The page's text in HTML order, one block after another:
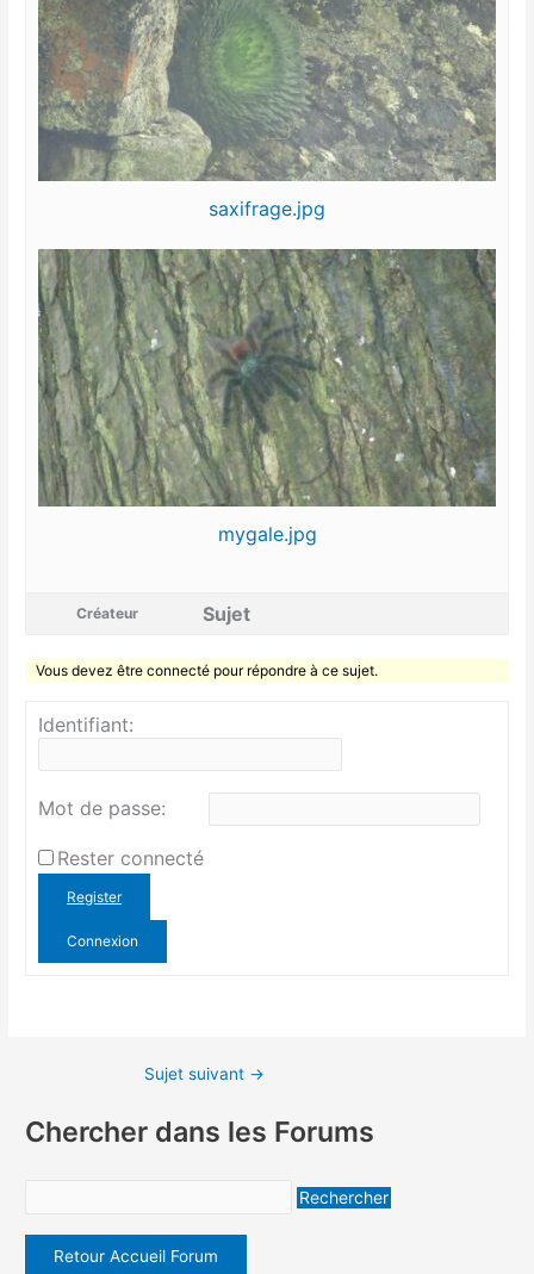
saxifrage.jpg
mygale.jpg
Créateur Sujet
Vous devez être connecté pour répondre à ce sujet.
Identifiant:
Mot de passe:
Rester connecté
Register
Connexion
Sujet suivant →
Chercher dans les Forums
Retour Accueil Forum